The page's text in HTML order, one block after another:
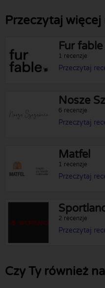
Przeczytaj więcej
Fur fable
1 recenzje
Przeczytaj
Nosze
6 recenzje
Przeczytaj
Matfel
1 recenzje
Przeczytaj
2 recenzje
Przeczytaj
Czy Ty również